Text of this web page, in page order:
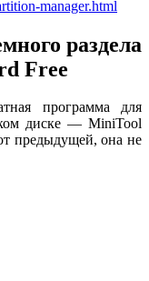
manager.html
раздела
Free
программа для
диске — MiniTool
предыдущей, она не